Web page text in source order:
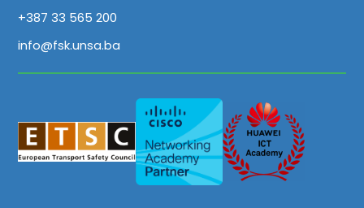
+387 33 565 200
info@fsk.unsa.ba